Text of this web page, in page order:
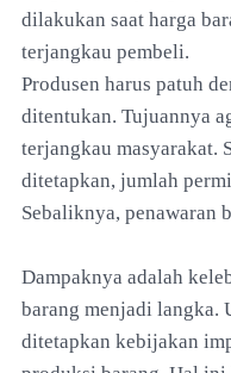
dilakukan saat harga
terjangkau pembeli.
Produsen harus patuh
ditentukan. Tujuannya
terjangkau masyarakat.
ditetapkan, jumlah
Sebaliknya, penawaran
Dampaknya adalah
barang menjadi langka.
ditetapkan kebijakan